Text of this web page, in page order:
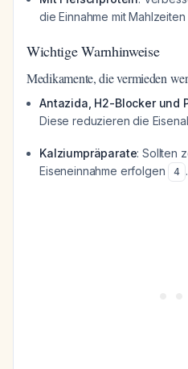
die Einnahme mit
Wichtige Warnhinweise
Medikamente, die vermieden
Antazida, H2-Blocker und
Diese reduzieren die
Kalziumpräparate: Sollten
Eiseneinnahme erfolgen
4 .